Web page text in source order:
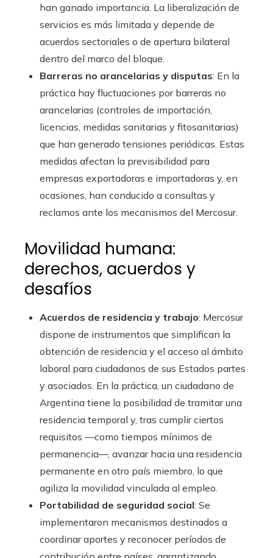
han ganado importancia. La liberalización de
servicios es más limitada y depende de
acuerdos sectoriales o de apertura bilateral
dentro del marco del bloque.
Barreras no arancelarias y disputas: En la
práctica hay fluctuaciones por barreras no
arancelarias (controles de importación,
licencias, medidas sanitarias y fitosanitarias)
que han generado tensiones periódicas. Estas
medidas afectan la previsibilidad para
empresas exportadoras e importadoras y, en
ocasiones, han conducido a consultas y
reclamos ante los mecanismos del Mercosur.
Movilidad humana:
derechos, acuerdos y
desafíos
Acuerdos de residencia y trabajo: Mercosur
dispone de instrumentos que simplifican la
obtención de residencia y el acceso al ámbito
laboral para ciudadanos de sus Estados partes
y asociados. En la práctica, un ciudadano de
Argentina tiene la posibilidad de tramitar una
residencia temporal y, tras cumplir ciertos
requisitos —como tiempos mínimos de
permanencia—, avanzar hacia una residencia
permanente en otro país miembro, lo que
agiliza la movilidad vinculada al empleo.
Portabilidad de seguridad social: Se
implementaron mecanismos destinados a
coordinar aportes y reconocer períodos de